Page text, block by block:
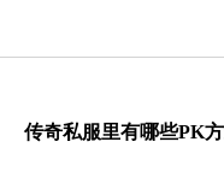
传奇私服里有哪些PK